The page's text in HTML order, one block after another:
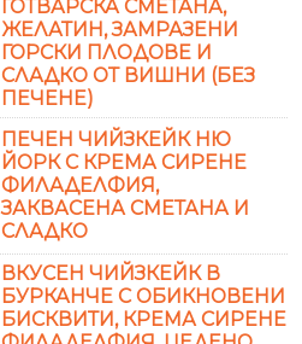
ГОТВАРСКА СМЕТАНА,
ЖЕЛАТИН, ЗАМРАЗЕНИ
ГОРСКИ ПЛОДОВЕ И
СЛАДКО ОТ ВИШНИ (БЕЗ
ПЕЧЕНЕ)
ПЕЧЕН ЧИЙЗКЕЙК НЮ
ЙОРК С КРЕМА СИРЕНЕ
ФИЛАДЕЛФИЯ,
ЗАКВАСЕНА СМЕТАНА И
СЛАДКО
ВКУСЕН ЧИЙЗКЕЙК В
БУРКАНЧЕ С ОБИКНОВЕНИ
БИСКВИТИ, КРЕМА СИРЕНЕ